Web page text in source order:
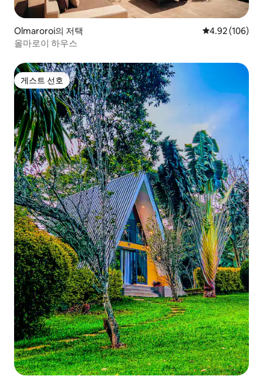
Olmaroroi의 저택 평점 4.92점(5
4.92 (106)
올마로이 하우스
게스트 선호
게스트 선호